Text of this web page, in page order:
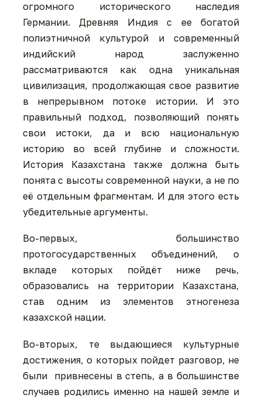
огромного исторического наследия
Германии. Древняя Индия с ее богатой
полиэтничной культурой и современный
индийский народ заслуженно
рассматриваются как одна уникальная
цивилизация, продолжающая свое развитие
в непрерывном потоке истории. И это
правильный подход, позволяющий понять
свои истоки, да и всю национальную
историю во всей глубине и сложности.
История Казахстана также должна быть
понята с высоты современной науки, а не по
её отдельным фрагментам. И для этого есть
убедительные аргументы.
Во-первых, большинство
протогосударственных объединений, о
вкладе которых пойдёт ниже речь,
образовались на территории Казахстана,
став одним из элементов этногенеза
казахской нации.
Во-вторых, те выдающиеся культурные
достижения, о которых пойдет разговор, не
были привнесены в степь, а в большинстве
случаев родились именно на нашей земле и